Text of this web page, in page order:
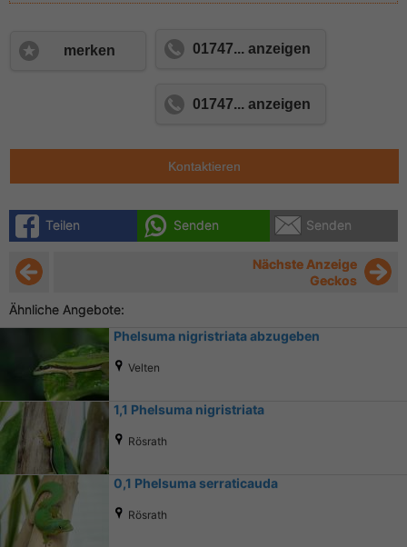
merken 01747... anzeigen
01747... anzeigen
Kontaktieren
Teilen Senden Senden
Nächste Anzeige
Geckos
Ähnliche Angebote:
Phelsuma nigristriata abzugeben
Velten
1,1 Phelsuma nigristriata
Rösrath
0,1 Phelsuma serraticauda
Rösrath